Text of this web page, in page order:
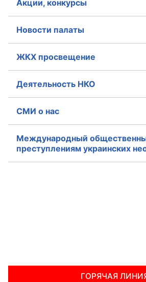
Акции, конкурсы
Новости палаты
ЖКХ просвещение
Деятельность НКО
СМИ о нас
Международный
преступлениям украинских
ГОРЯЧАЯ